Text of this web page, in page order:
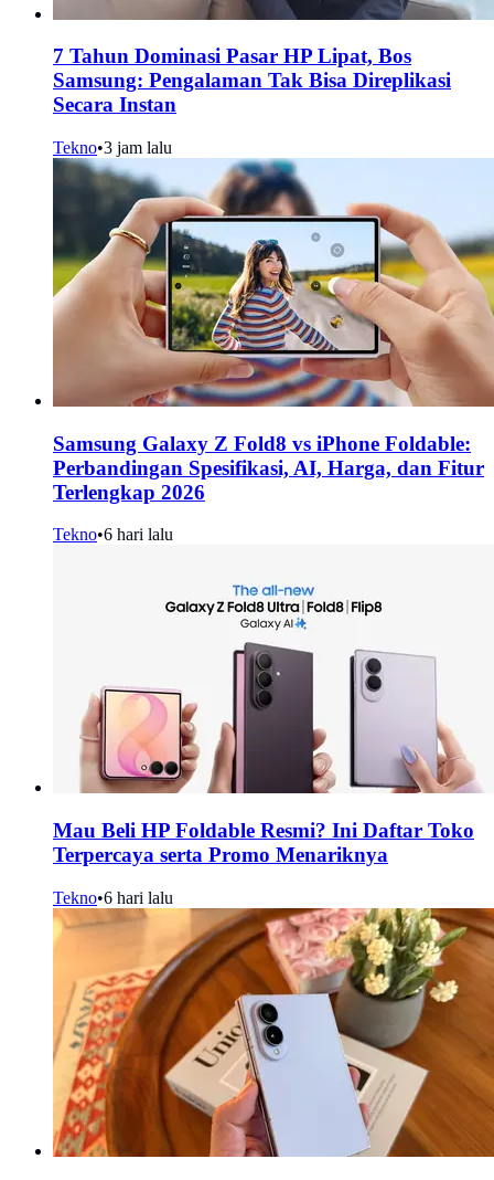
7 Tahun Dominasi Pasar HP Lipat, Bos
Samsung: Pengalaman Tak Bisa Direplikasi
Secara Instan
Tekno•3 jam lalu
Samsung Galaxy Z Fold8 vs iPhone Foldable:
Perbandingan Spesifikasi, AI, Harga, dan Fitur
Terlengkap 2026
Tekno•6 hari lalu
Mau Beli HP Foldable Resmi? Ini Daftar Toko
Terpercaya serta Promo Menariknya
Tekno•6 hari lalu